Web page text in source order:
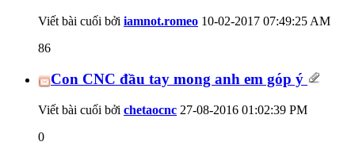
Viết bài cuối bởi iamnot.romeo 10-02-2017 07:49:25 AM
86
Con CNC đầu tay mong anh em góp ý
Viết bài cuối bởi chetaocnc 27-08-2016 01:02:39 PM
0